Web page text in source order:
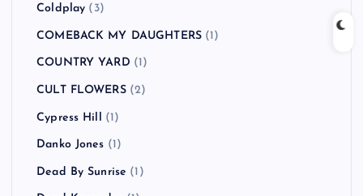
Coldplay (3)
COMEBACK MY DAUGHTERS (1)
COUNTRY YARD (1)
CULT FLOWERS(2)
Cypress Hill (1)
Danko Jones (1)
Dead By Sunrise (1)